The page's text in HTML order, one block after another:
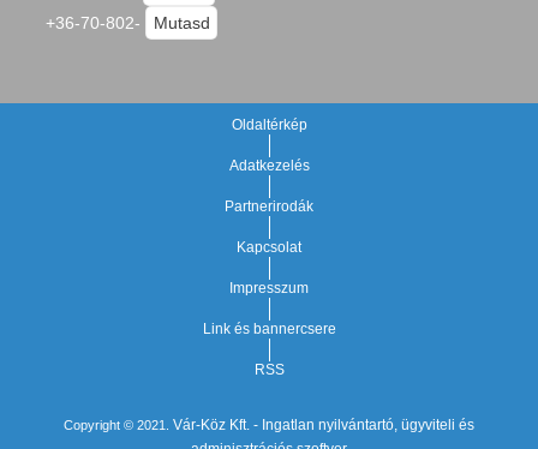
+36-70-802-
Mutasd
Oldaltérkép
Adatkezelés
Partnerirodák
Kapcsolat
Impresszum
Link és bannercsere
RSS
Copyright © 2021. Vár-Köz Kft. - Ingatlan nyilvántartó, ügyviteli és